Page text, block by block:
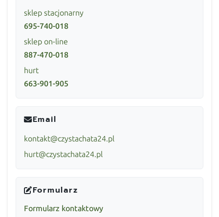
sklep stacjonarny
695-740-018
sklep on-line
887-470-018
hurt
663-901-905
Email
kontakt@czystachata24.pl
hurt@czystachata24.pl
Formularz
Formularz kontaktowy